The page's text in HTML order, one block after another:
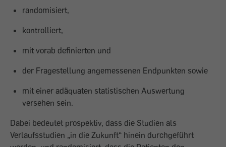
randomisiert,
kontrolliert,
mit vorab definierten und
der Fragestellung angemessenen Endpunkten sowie
mit einer adäquaten statistischen Auswertung
versehen sein.
Dabei bedeutet prospektiv, dass die Studien als
Verlaufsstudien „in die Zukunft“ hinein durchgeführt